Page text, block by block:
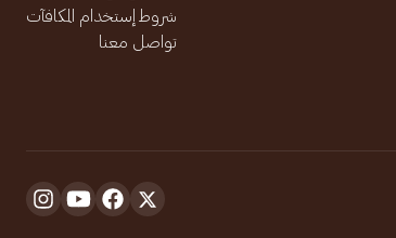
شروط إستخدام المكافآت
تواصل معنا